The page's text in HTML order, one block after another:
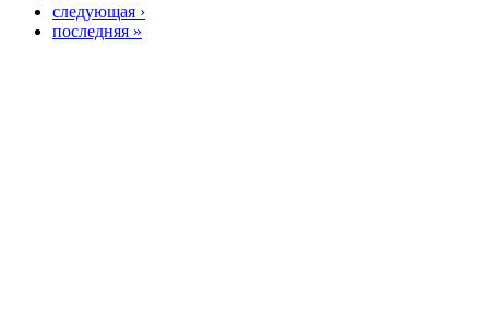
следующая ›
последняя »